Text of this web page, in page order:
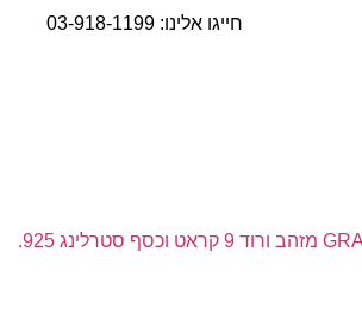
חייגו אלינו: 03-918-1199